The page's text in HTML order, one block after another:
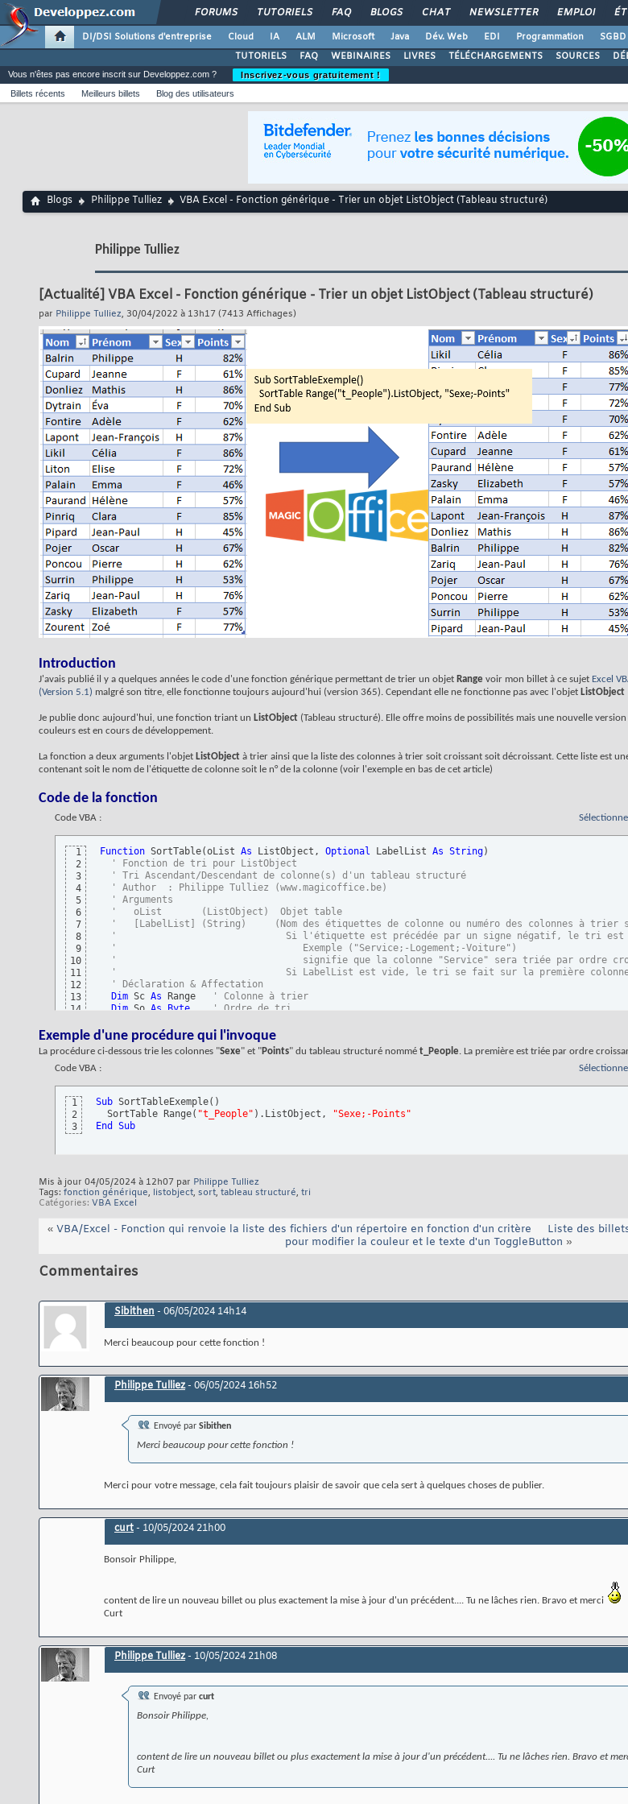
FORUMS TUTORIELS FAQ BLOGS CHAT NEWSLETTER EMPLOI
DI/DSI Solutions d'entreprise Cloud IA ALM Microsoft Java Dév. Web EDI Programmation SGBD
TUTORIELS
FAQ WEBINAIRES LIVRES TÉLÉCHARGEMENTS SOURCES
Vous n'êtes pas encore inscrit sur Developpez.com ?
Inscrivez-vous gratuitement !
Billets récents
Meilleurs billets Blog des utilisateurs
Blogs Philippe Tulliez VBA Excel - Fonction générique - Trier un objet ListObject (Tableau structuré)
Philippe Tulliez
[Actualité] VBA Excel - Fonction générique - Trier un objet ListObject (Tableau structuré)
par Philippe Tulliez, 30/04/2022 à 13h17 (7413 Affichages)
Introduction
J'avais publié il y a quelques années le code d'une fonction générique permettant de trier un objet Range voir mon billet à ce sujet Excel
(Version 5.1) malgré son titre, elle fonctionne toujours aujourd'hui (version 365). Cependant elle ne fonctionne pas avec l'objet ListObject
Je publie donc aujourd'hui, une fonction triant un ListObject (Tableau structuré). Elle offre moins de possibilités mais une nouvelle
couleurs est en cours de développement.
La fonction a deux arguments l'objet ListObject à trier ainsi que la liste des colonnes à trier soit croissant soit décroissant. Cette liste est
contenant soit le nom de l'étiquette de colonne soit le n° de la colonne (voir l'exemple en bas de cet article)
Code de la fonction
Code VBA :
1
2
3
4
5
6
7
8
9
10
11
12
13
14
16
17
18
19
21
22
23
24
28
29
30
32
Function SortTable(oList As ListObject, Optional LabelList As String)
' Fonction de tri pour ListObject
' Tri Ascendant/Descendant de colonne(s) d'un tableau structuré
' Author  : Philippe Tulliez (www.magicoffice.be)
' Arguments
'   oList       (ListObject)  Objet table
'   [LabelList] (String)     (Nom des étiquettes de colonne ou numéro des colonnes à trier
'                              Si l'étiquette est précédée par un signe négatif, le tri est
'                                 Exemple ("Service;-Logement;-Voiture")
'                                 signifie que la colonne "Service" sera triée par ordre
'                              Si LabelList est vide, le tri se fait sur la première colonne
' Déclaration & Affectation
Dim Sc As Range
' Colonne à trier
Dim So As Byte
' Ordre de tri
Dim El As Integer ' Variable de boucle
Dim
Value
Variant
' Liste des champs à trier suivant argument [LabelList] (Si vide l'Array prend l'étiquette
  Sl = IIf
  .Sort.SortFields.Clear
For El = LBound (Sl) To UBound(Sl)
    So =
Next
   .Sort.Apply
End
With
End
Function
Exemple d'une procédure qui l'invoque
La procédure ci-dessous trie les colonnes "Sexe" et "Points" du tableau structuré nommé t_People. La première est triée par ordre
Code VBA :
1
2
3
Sub SortTableExemple( )
  SortTable Range
( "t_People" ) .ListObject,
"Sexe;-Points"
End
Sub
Mis à jour 04/05/2024 à 12h07 par Philippe Tulliez
Tags: fonction générique, listobject, sort, tableau structuré, tri
Catégories VBA Excel
« VBA/Excel - Fonction qui renvoie la liste des fichiers d'un répertoire en fonction d'un critère Liste des
pour modifier la couleur et le texte d'un ToggleButton »
Commentaires
Sibithen - 06/05/2024 14h14
Merci beaucoup pour cette fonction !
Philippe Tulliez- 06/05/2024 16h52
Envoyé par Sibithen
Merci beaucoup pour cette fonction !
Merci pour votre message, cela fait toujours plaisir de savoir que cela sert à quelques choses de publier.
curt- 10/05/2024 21h00
Bonsoir Philippe,
content de lire un nouveau billet ou plus exactement la mise à jour d'un précédent.... Tu ne lâches rien. Bravo et merci
Curt
Philippe Tulliez- 10/05/2024 21h08
Envoyé par curt
Bonsoir Philippe,
content de lire un nouveau billet ou plus exactement la mise à jour d'un précédent.... Tu ne lâches rien. Bravo et
Curt